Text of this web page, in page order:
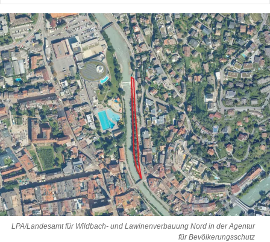
LPA/Landesamt für Wildbach- und Lawinenverbauung Nord in der Agentur
für Bevölkerungsschutz